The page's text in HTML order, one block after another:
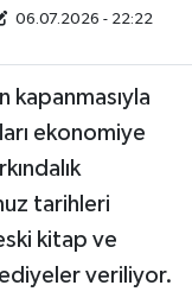
06.07.2026 - 22:22
kapanmasıyla
ekonomiye
tarihleri
kitap ve
veriliyor.